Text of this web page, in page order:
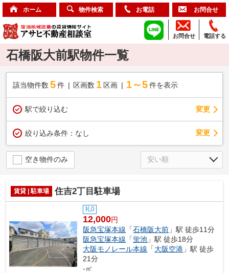
ホーム 物件検索 お電話 お問合せ
電話する
お問合せ
石橋阪大前駅物件一覧
該当物件数 5件 区画数 1 区画 1～5 件を表示
駅で絞り込む 変更
絞り込み条件： なし 変更
空き物件のみ
賃貸 | 駐車場 住吉2丁目駐車場
礼0
12,000円
阪急宝塚本線 「石橋阪大前 」駅 徒歩11分
阪急宝塚本線 「蛍池 」駅 徒歩18分
大阪モノレール本線 「大阪空港 」駅 徒歩
21分
-㎡